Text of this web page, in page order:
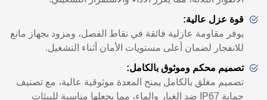
قوة عزل عالية:
يوفر مقاومة عازلية فائقة في نقاط الفصل، ومزود بجهاز مانع
للانفجار لضمان أعلى مستويات الأمان أثناء التشغيل.
تصميم محكم وموثوق بالكامل:
تصميم مغلق بالكامل يمنح المعدة موثوقية عالية، مع تصنيف
حماية IP67 ضد الغبار والماء، مما يجعلها مناسبة للبيئات